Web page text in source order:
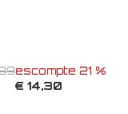
escompte 21 %
€ 14,30